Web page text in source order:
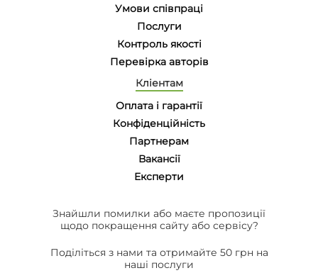
Умови співпраці
Послуги
Контроль якості
Перевірка авторів
Кліентам
Оплата і гарантії
Конфіденційність
Партнерам
Вакансії
Eксперти
Знайшли помилки або маєте пропозиції
щодо покращення сайту або сервісу?
Поділіться з нами та отримайте 50 грн на
наші послуги